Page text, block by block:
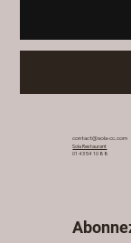
contact@sola-cc.com
Sola Restaurant
01 43 54 10 88